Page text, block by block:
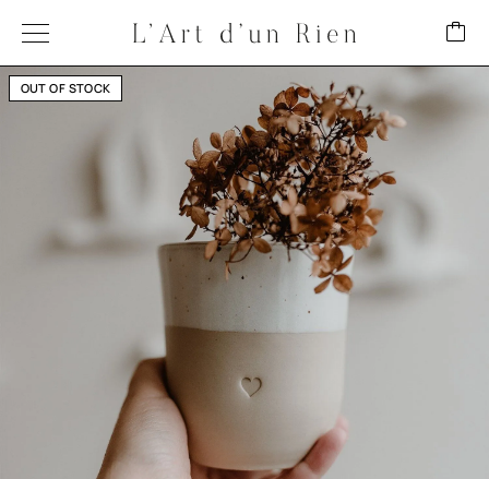
OUT OF STOCK